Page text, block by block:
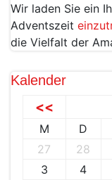
Wir laden Sie ein
Adventszeit
die Vielfalt der
Kalender
<<
M D
27
28
3
4